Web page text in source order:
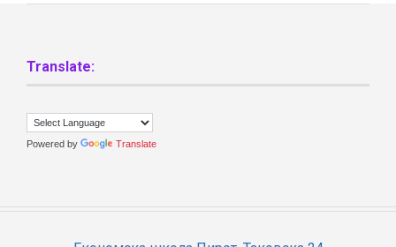
Translate:
Powered by Translate